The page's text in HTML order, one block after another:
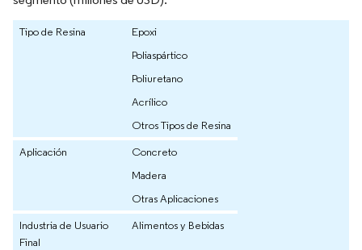
Tipo de Resina
Epoxi
Poliaspártico
Poliuretano
Acrílico
Otros Tipos de Resina
Aplicación
Concreto
Madera
Otras Aplicaciones
Industria de Usuario
Final
Alimentos y Bebidas